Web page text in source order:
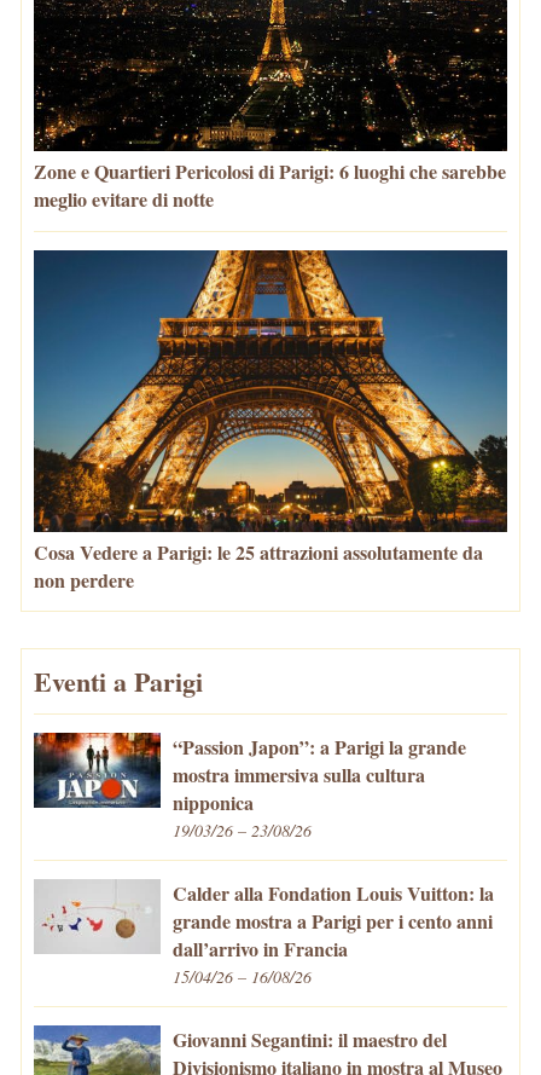
Zone e Quartieri Pericolosi di Parigi: 6 luoghi che sarebbe
meglio evitare di notte
Cosa Vedere a Parigi: le 25 attrazioni assolutamente da
non perdere
Eventi a Parigi
“Passion Japon”: a Parigi la grande
mostra immersiva sulla cultura
nipponica
19/03/26 – 23/08/26
Calder alla Fondation Louis Vuitton: la
grande mostra a Parigi per i cento anni
dall’arrivo in Francia
15/04/26 – 16/08/26
Giovanni Segantini: il maestro del
Divisionismo italiano in mostra al Museo